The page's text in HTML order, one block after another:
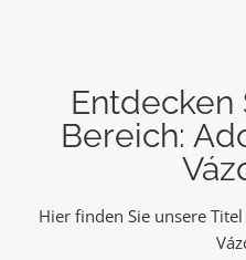
Entdecken
Bereich:
Hier finden Sie unsere